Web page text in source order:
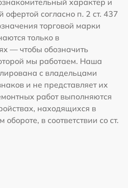
характер и
офертой согласно п. 2 ст. 437
торговой марки
только в
— чтобы обозначить
мы работаем. Наша
с владельцами
и не представляет их
работ выполняются
находящихся в
в соответствии со ст.